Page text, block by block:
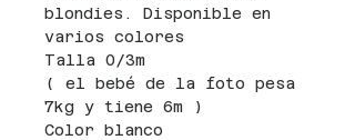
blondies. Disponible en
varios colores
Talla 0/3m
( el bebé de la foto pesa
7kg y tiene 6m )
Color blanco